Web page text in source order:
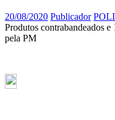
20/08/2020 Publicador
Produtos contrabandeados
pela PM